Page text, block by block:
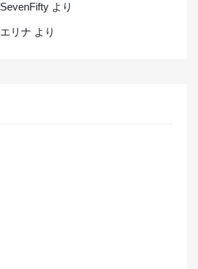
SevenFifty より
エリナ より